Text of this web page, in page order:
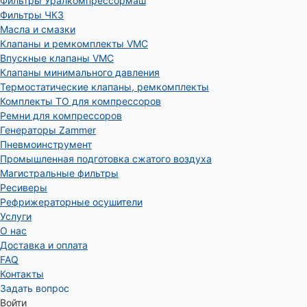
Фильтры ЧКЗ
Масла и смазки
Клапаны и ремкомплекты VMC
Впускные клапаны VMC
Клапаны минимального давления
Термостатические клапаны, ремкомплекты
Комплекты ТО для компрессоров
Ремни для компрессоров
Генераторы Zammer
Пневмоинструмент
Промышленная подготовка сжатого воздуха
Магистральные фильтры
Ресиверы
Рефрижераторные осушители
Услуги
О нас
Доставка и оплата
FAQ
Контакты
Задать вопрос
Войти